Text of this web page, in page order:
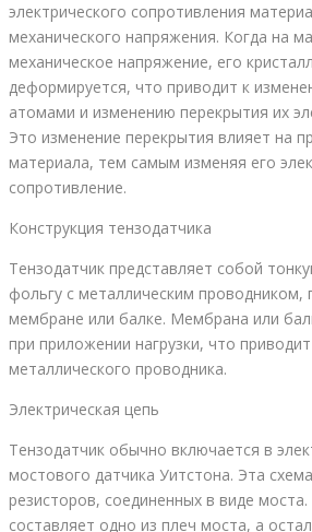
электрического сопротивления
механического напряжения. Когда на
механическое напряжение, его
деформируется, что приводит к
атомами и изменению перекрытия их
Это изменение перекрытия влияет на
материала, тем самым изменяя его
сопротивление.
Конструкция тензодатчика
Тензодатчик представляет собой
фольгу с металлическим проводником,
мембране или балке. Мембрана или
при приложении нагрузки, что
металлического проводника.
Электрическая цепь
Тензодатчик обычно включается в
мостового датчика Уитстона. Эта
резисторов, соединенных в виде
составляет одно из плеч моста, а